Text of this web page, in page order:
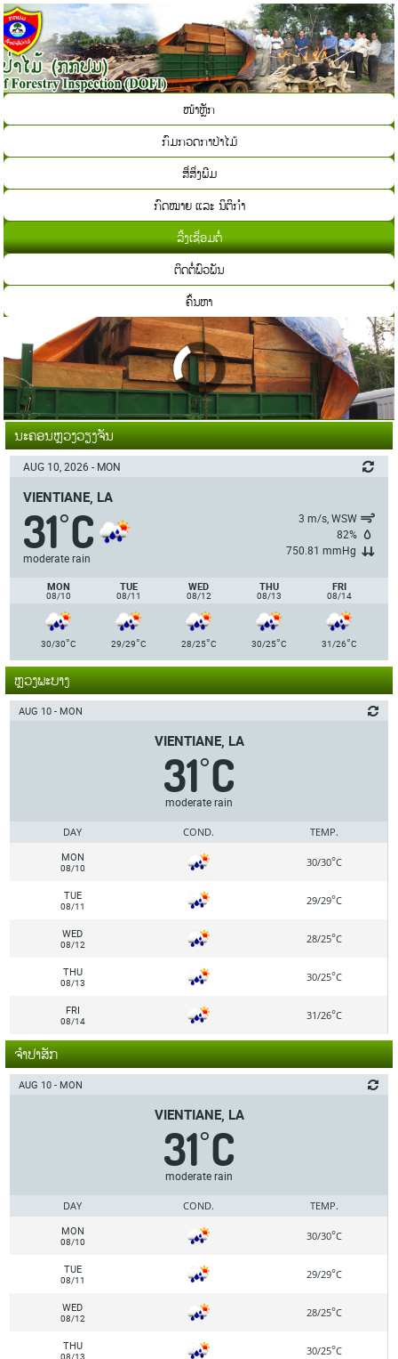
ໜ້າຫຼັກ
ກົມກວດກາປ່າໄມ້
ສື່ສິ່ງພີມ
ກົດໝາຍ ແລະ ນິຕິກຳ
ລີ້ງເຊື່ອມຕໍ່
ຕິດຕໍ່ພົວພັນ
ຄົ້ນຫາ
ນະຄອນຫຼວງວຽງຈັນ
AUG 10, 2026 - MON
VIENTIANE, LA
31°C
moderate rain
3 m/s, WSW
82%
750.81 mmHg
MON
08/10
TUE
08/11
WED
08/12
THU
08/13
FRI
08/14
30/30°C 29/29°C 28/25°C 30/25°C 31/26°C
ຫຼວງພະບາງ
AUG 10 - MON
VIENTIANE, LA
31°C
moderate rain
DAY COND.
TEMP.
MON
08/10 30/30°C
TUE
08/11 29/29°C
WED
08/12 28/25°C
THU
08/13 30/25°C
FRI
08/14 31/26°C
ຈຳປາສັກ
AUG 10 - MON
VIENTIANE, LA
31°C
moderate rain
DAY COND.
TEMP.
MON
08/10 30/30°C
TUE
08/11 29/29°C
WED
08/12 28/25°C
THU
08/13 30/25°C